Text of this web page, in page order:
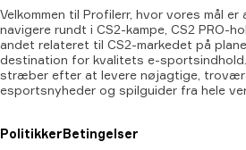
Velkommen til Profilerr, hvor vores mål
navigere rundt i CS2-kampe, CS2 PRO-
andet relateret til CS2-markedet på
destination for kvalitets e-
stræber efter at levere nøjagtige,
esportsnyheder og spilguider fra hele
PolitikkerBetingelser